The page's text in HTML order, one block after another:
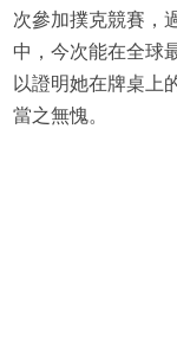
次參加撲克競賽，
中，今次能在全球
以證明她在牌桌上
當之無愧。